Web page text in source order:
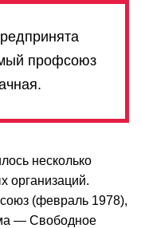
профсоюз
несколько
организаций.
(февраль 1978),
— Свободное